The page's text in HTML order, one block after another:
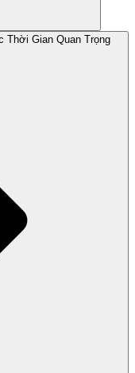
Thời Gian Quan Trọng